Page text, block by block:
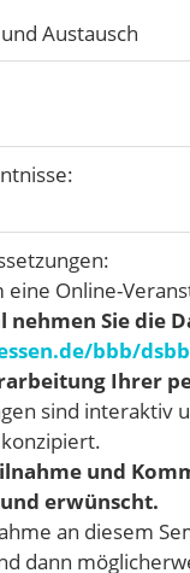
Austausch
eine Online-
nehmen Sie die
bbb/
Ihrer
sind interaktiv
und
erwünscht.
an diesem
dann